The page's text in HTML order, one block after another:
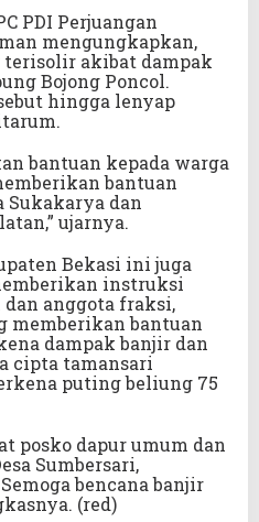
PDI Perjuangan
mengungkapkan,
terisolir akibat dampak
Bojong Poncol.
hingga lenyap
bantuan kepada warga
bantuan
Sukakarya dan
ujarnya.
Bekasi ini juga
instruksi
anggota fraksi,
memberikan bantuan
dampak banjir dan
cipta tamansari
puting beliung 75
posko dapur umum dan
Sumbersari,
bencana banjir
(red)